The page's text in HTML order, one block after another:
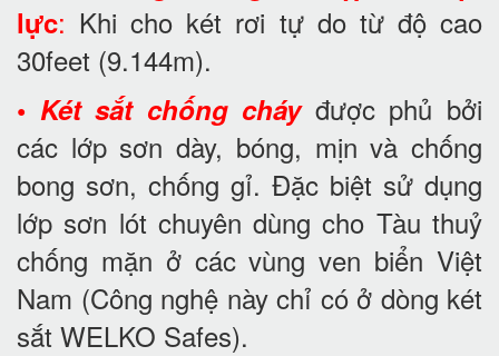
lực: Khi cho két rơi tự do từ độ cao
30feet (9.144m).
• Két sắt chống cháyđược phủ bởi
các lớp sơn dày, bóng, mịn và chống
bong sơn, chống gỉ. Đặc biệt sử dụng
lớp sơn lót chuyên dùng cho Tàu thuỷ
chống mặn ở các vùng ven biển Việt
Nam (Công nghệ này chỉ có ở dòng két
sắt WELKO Safes).